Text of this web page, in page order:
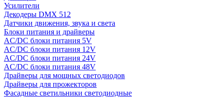
Усилители
Декодеры DMX 512
Датчики движения, звука и света
Блоки питания и драйверы
AC/DC блоки питания 5V
AC/DC блоки питания 12V
AC/DC блоки питания 24V
AC/DC блоки питания 48V
Драйверы для мощных светодиодов
Драйверы для прожекторов
Фасадные светильники светодиодные